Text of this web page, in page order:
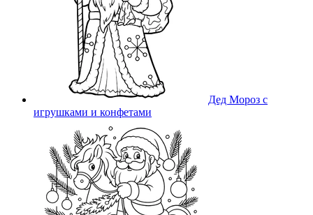
Дед Мороз с
игрушками и конфетами